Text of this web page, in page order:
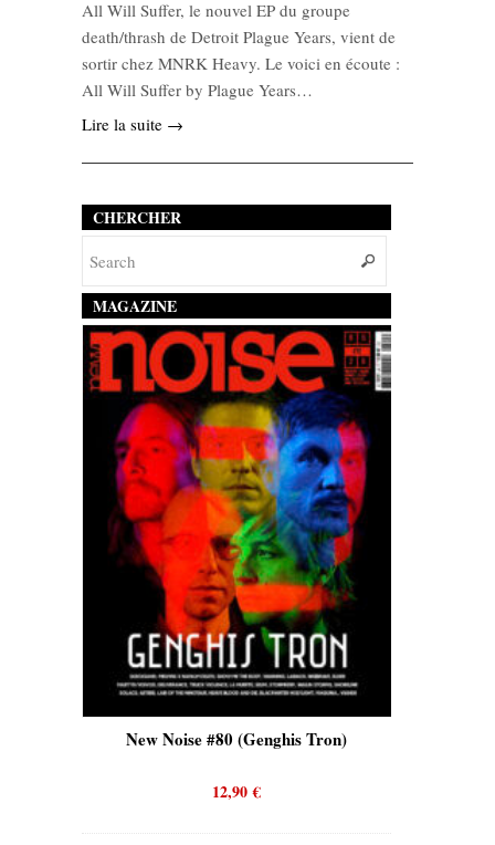
All Will Suffer, le nouvel EP du groupe
death/thrash de Detroit Plague Years, vient de
sortir chez MNRK Heavy. Le voici en écoute :
All Will Suffer by Plague Years…
Lire la suite →
CHERCHER
MAGAZINE
New Noise #80 (Genghis Tron)
12,90€